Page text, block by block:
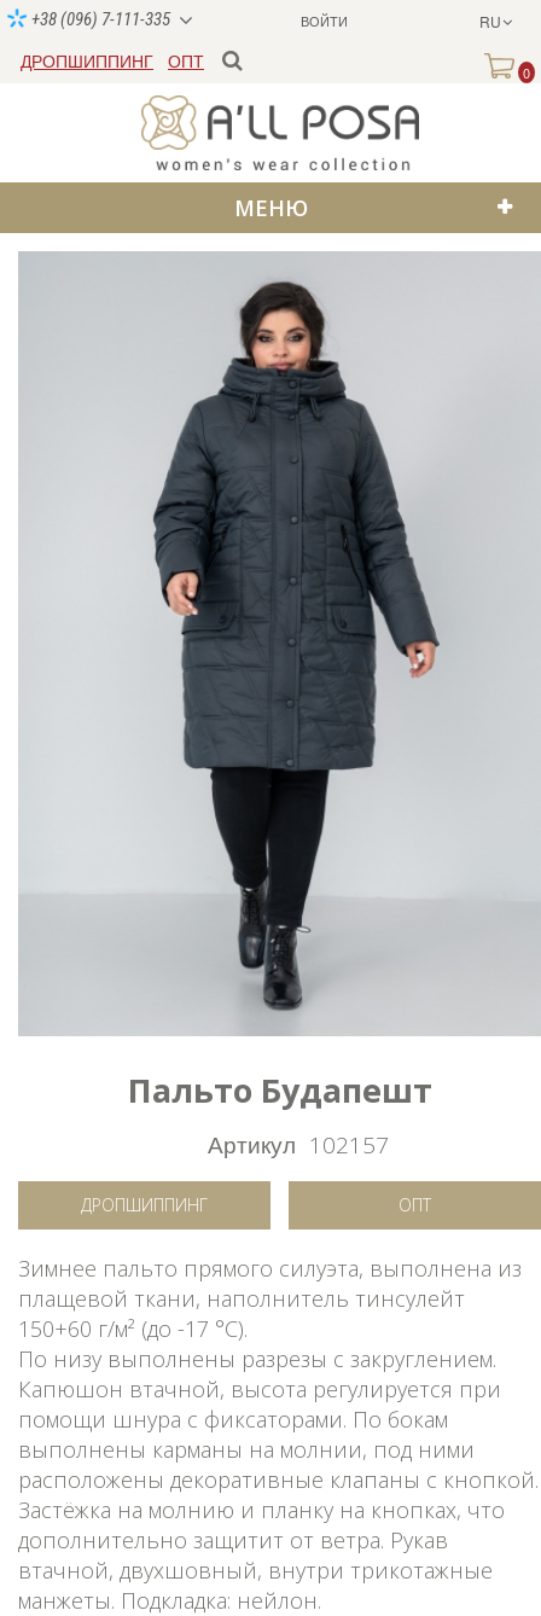
ВОЙТИ RU
+38 (096) 7-111-335
ДРОПШИППИНГ ОПТ
0
МЕНЮ
Пальто Будапешт
Артикул 102157
ДРОПШИППИНГ ОПТ
Зимнее пальто прямого силуэта, выполнена из
плащевой ткани, наполнитель тинсулейт
150+60 г/м² (до -17 °C).
По низу выполнены разрезы с закруглением.
Капюшон втачной, высота регулируется при
помощи шнура с фиксаторами. По бокам
выполнены карманы на молнии, под ними
расположены декоративные клапаны с кнопкой.
Застёжка на молнию и планку на кнопках, что
дополнительно защитит от ветра. Рукав
втачной, двухшовный, внутри трикотажные
манжеты. Подкладка: нейлон.